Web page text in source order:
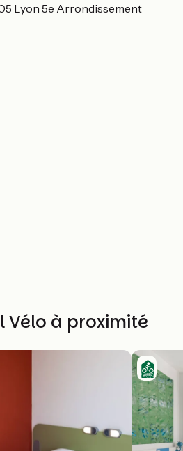
Lyon 5e Arrondissement
Vélo à proximité